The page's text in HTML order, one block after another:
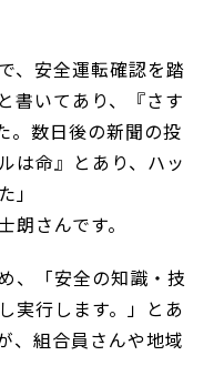
、安全運転確認を踏
書いてあり、『さす
。数日後の新聞の投
は命』とあり、ハッ
」
朗さんです。
、「安全の知識・技
実行します。」とあ
、組合員さんや地域